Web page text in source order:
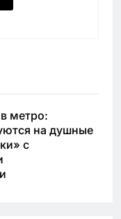
метро:
на душные
с